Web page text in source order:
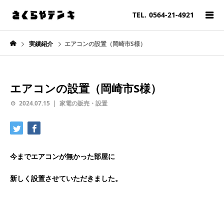
TEL. 0564-21-4921
実績紹介 エアコンの設置（岡崎市S様）
エアコンの設置（岡崎市S様）
2024.07.15 家電の販売・設置
今までエアコンが無かった部屋に
新しく設置させていただきました。